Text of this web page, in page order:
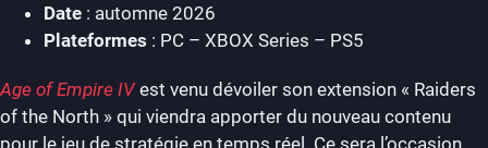
Date : automne 2026
Plateformes : PC – XBOX Series – PS5
Age of Empire IVest venu dévoiler son extension « Raiders
of the North » qui viendra apporter du nouveau contenu
pour le jeu de stratégie en temps réel. Ce sera l’occasion